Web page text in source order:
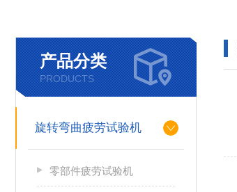
产品分类
PRODUCTS
旋转弯曲疲劳试验机
零部件疲劳试验机